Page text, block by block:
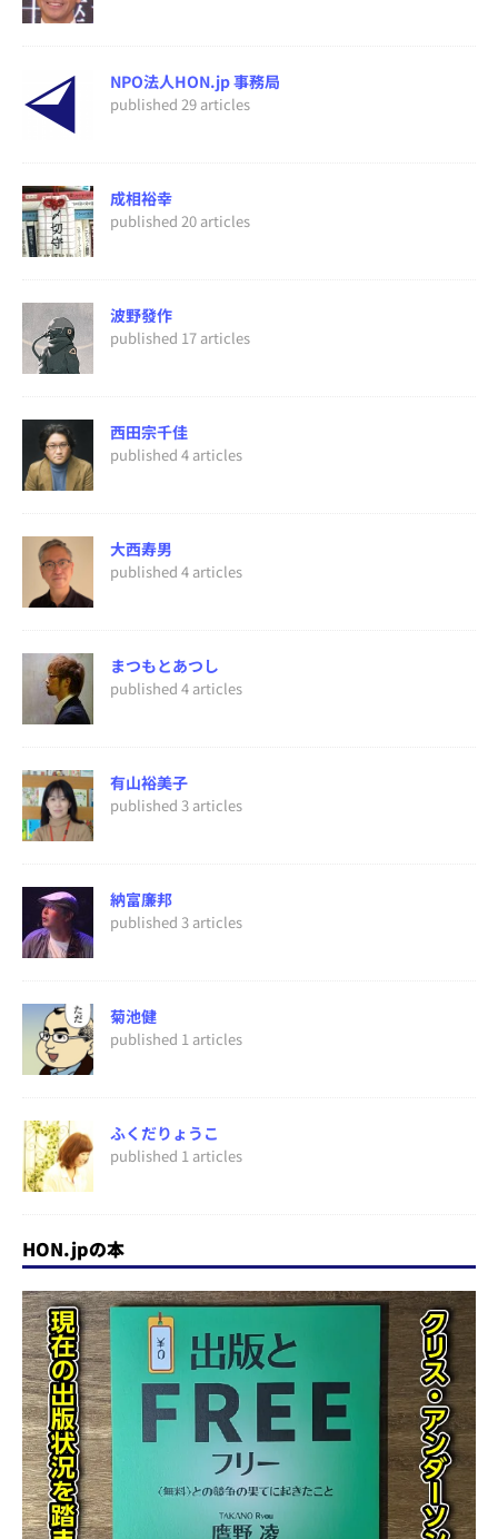
NPO法人HON.jp 事務局
published 29 articles
成相裕幸
published 20 articles
波野發作
published 17 articles
西田宗千佳
published 4 articles
大西寿男
published 4 articles
まつもとあつし
published 4 articles
有山裕美子
published 3 articles
納富廉邦
published 3 articles
菊池健
published 1 articles
ふくだりょうこ
published 1 articles
HON.jpの本